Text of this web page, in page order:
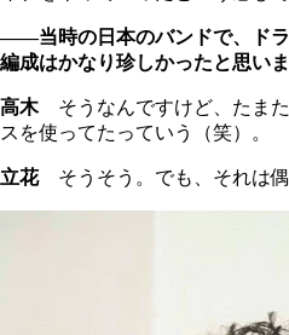
――当時の日本のバンドで、ド
編成はかなり珍しかったと思いま
高木そうなんですけど、たまた
スを使ってたっていう（笑）。
立花そうそう。でも、それは偶